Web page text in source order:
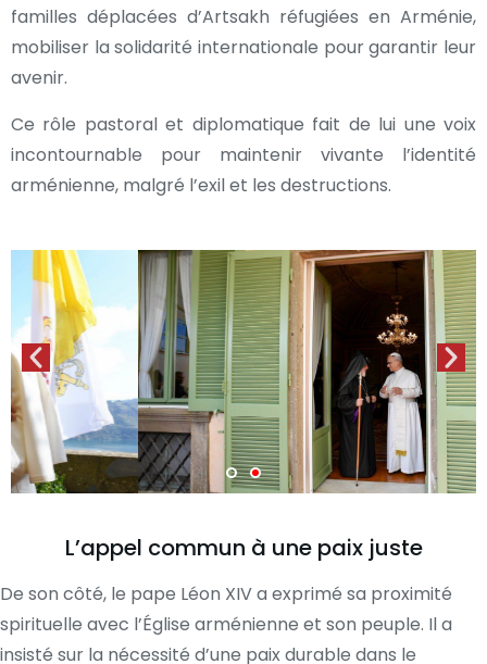
familles déplacées d’Artsakh réfugiées en Arménie,
mobiliser la solidarité internationale pour garantir leur
avenir.
Ce rôle pastoral et diplomatique fait de lui une voix
incontournable pour maintenir vivante l’identité
arménienne, malgré l’exil et les destructions.
L’appel commun à une paix juste
De son côté, le pape Léon XIV a exprimé sa proximité
spirituelle avec l’Église arménienne et son peuple. Il a
insisté sur la nécessité d’une paix durable dans le